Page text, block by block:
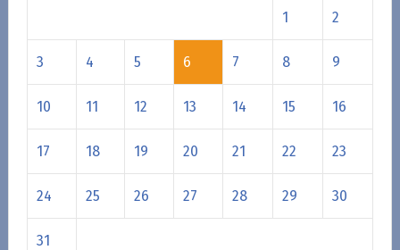
1 2
3 4 5 6 7 8 9
10 11 12 13 14 15 16
17 18 19 20 21 22 23
24 25 26 27 28 29 30
31